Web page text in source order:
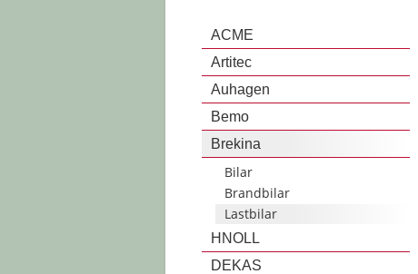
ACME
Artitec
Auhagen
Bemo
Brekina
Bilar
Brandbilar
Lastbilar
HNOLL
DEKAS